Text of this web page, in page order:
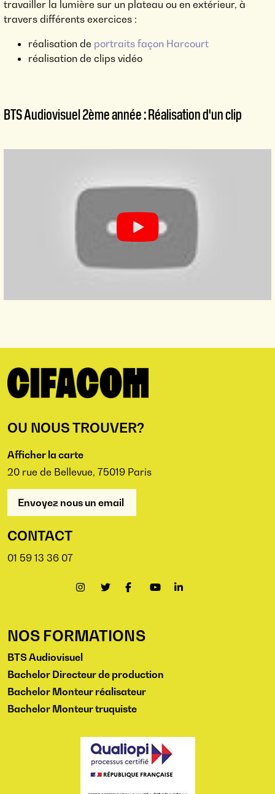
travailler la lumière sur un plateau ou en extérieur, à
travers différents exercices :
réalisation de portraits façon Harcourt
réalisation de clips vidéo
BTS Audiovisuel 2ème année : Réalisation d'un clip
: RÉALISATION D'UN CLIP
OU NOUS TROUVER?
Afficher la carte
20 rue de Bellevue, 75019 Paris
Envoyez nous un email
CONTACT
01 59 13 36 07
NOS FORMATIONS
BTS Audiovisuel
Bachelor Directeur de production
Bachelor Monteur réalisateur
Bachelor Monteur truquiste